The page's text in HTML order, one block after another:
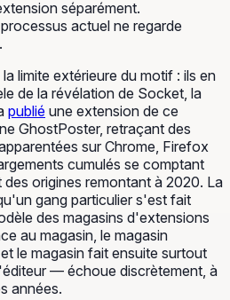
séparément.
actuel ne regarde
limite extérieure du motif : ils en
de la révélation de Socket, la
publié une extension de ce
GhostPoster, retraçant des
sur Chrome, Firefox
cumulés se comptant
des origines remontant à 2020. La
gang particulier s'est fait
des magasins d'extensions
au magasin, le magasin
le magasin fait ensuite surtout
— échoue discrètement, à
années.